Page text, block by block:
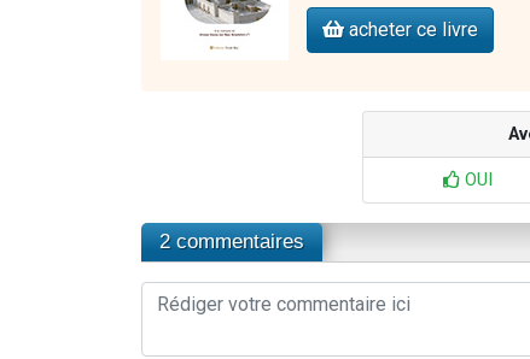
acheter ce livre
OUI
2 commentaires